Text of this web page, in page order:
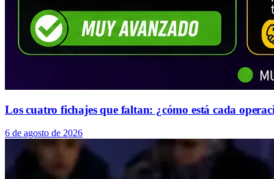
Los cuatro fichajes que faltan: ¿cómo está cada
6 de agosto de 2026